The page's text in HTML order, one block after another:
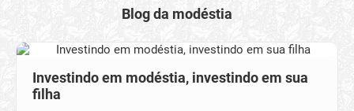
Blog da modéstia
Investindo em modéstia, investindo em sua
filha